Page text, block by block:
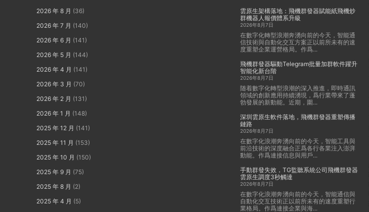
2026 年 8 月 (36)
2026 年 7 月 (140)
2026 年 6 月 (141)
2026 年 5 月 (144)
2026 年 4 月 (141)
2026 年 3 月 (70)
2026 年 2 月 (131)
2026 年 1 月 (148)
2025 年 12 月 (141)
2025 年 11 月 (153)
2025 年 10 月 (150)
2025 年 9 月 (75)
2025 年 8 月 (2)
2025 年 4 月 (5)
雲原生架構落地：飛機群發器賦能紙飛機炒
群機器人報價體系升級
2026年8月7日
在數字化轉型浪潮奔湧向前的今天，智能通
信技術與自動化交互方案正以前所未有的速
度重塑企業運營格局。作爲...
飛機群發器驅動Telegram批量加群軟件躍升
智能化新台階
2026年8月7日
随着數字化轉型浪潮的深入推進，即時通訊
領域的創新應用持續湧現，爲行業帶來了蓬
勃發展的新動能。近期，圍...
深圳雲原生軟件落地，飛機群發器重塑傳播
鏈路
2026年8月7日
在數字化浪潮奔湧向前的今天，智能工具與
前沿技術的深度融合正爲各行各業注入澎湃
動能。作爲連接信息與用戶...
手動群發失效，TG監聽系統公司飛機群發器
雲原生調度3秒觸達
2026年8月7日
在數字化浪潮奔湧向前的今天，智能通信與
自動化交互技術正以前所未有的速度重塑行
業格局。作爲連接企業與海...